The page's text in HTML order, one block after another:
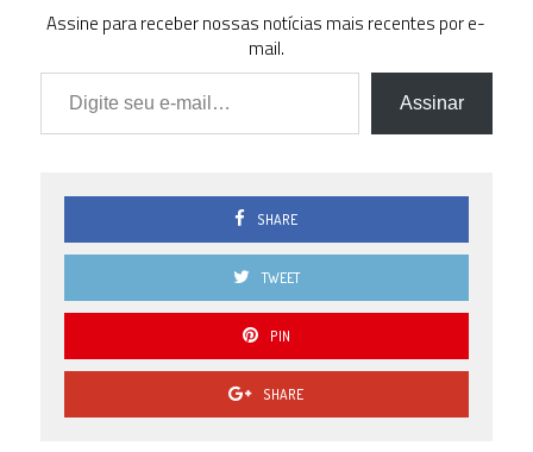
Assine para receber nossas notícias mais recentes por e-
mail.
Digite seu e-mail…
Assinar
SHARE
TWEET
PIN
SHARE